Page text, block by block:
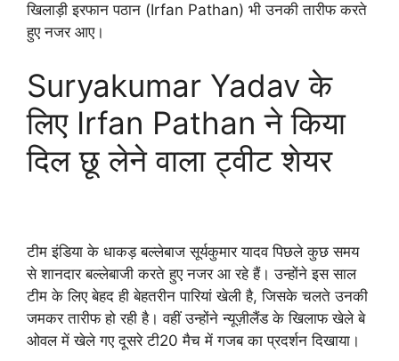
खिलाड़ी इरफान पठान (Irfan Pathan) भी उनकी तारीफ करते
हुए नजर आए।
Suryakumar Yadav के
लिए Irfan Pathan ने किया
दिल छू लेने वाला ट्वीट शेयर
टीम इंडिया के धाकड़ बल्लेबाज सूर्यकुमार यादव पिछले कुछ समय
से शानदार बल्लेबाजी करते हुए नजर आ रहे हैं। उन्होंने इस साल
टीम के लिए बेहद ही बेहतरीन पारियां खेली है, जिसके चलते उनकी
जमकर तारीफ हो रही है। वहीं उन्होंने न्यूज़ीलैंड के खिलाफ खेले बे
ओवल में खेले गए दूसरे टी20 मैच में गजब का प्रदर्शन दिखाया।